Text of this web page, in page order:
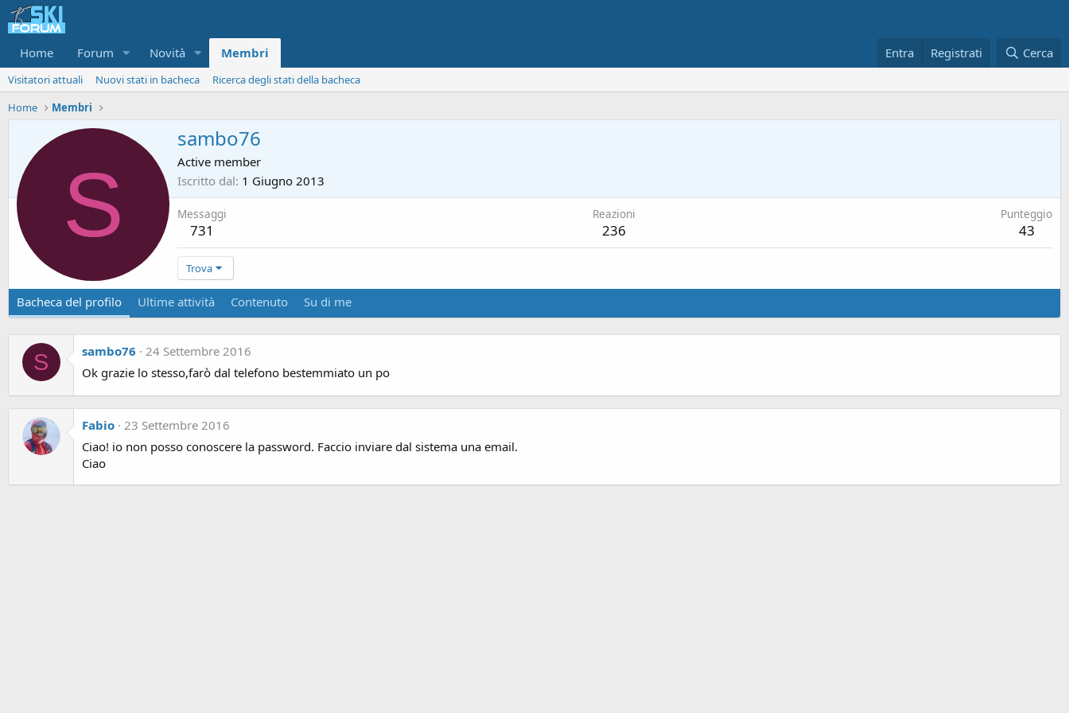
Home Forum Novità Membri Entra Registrati Cerca
Visitatori attuali Nuovi stati in bacheca
Ricerca degli stati della bacheca
Home
Membri
S
sambo76
Active member
Iscritto dal 1 Giugno 2013
Messaggi
731
Reazioni
236
Punteggio
43
Trova
Bacheca del profilo Ultime attività Contenuto Su di me
S sambo76
24 Settembre 2016
Ok grazie lo stesso,farò dal telefono bestemmiato un po
Fabio
23 Settembre 2016
Ciao! io non posso conoscere la password. Faccio inviare dal sistema una email.
Ciao